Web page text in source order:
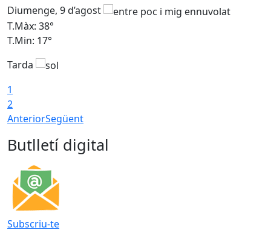
Diumenge, 9 d’agost
T.Màx: 38°
T.Min: 17°
Tarda
1
2
AnteriorSegüent
Butlletí digital
Subscriu-te